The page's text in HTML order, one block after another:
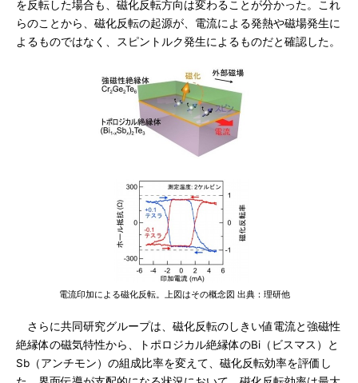
を反転した場合も、磁化反転方向は変わることが分かった。これ
らのことから、磁化反転の起源が、電流による発熱や磁場発生に
よるものではなく、スピントルク発生によるものだと確認した。
電流印加による磁化反転。上図はその概念図 出典：理研他
さらに共同研究グループは、磁化反転のしきい値電流と強磁性
絶縁体の磁気特性から、トポロジカル絶縁体のBi（ビスマス）と
Sb（アンチモン）の組成比率を変えて、磁化反転効率を評価し